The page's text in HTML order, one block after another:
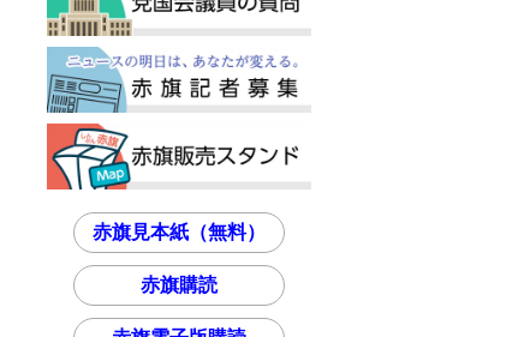
赤旗見本紙（無料）
赤旗購読